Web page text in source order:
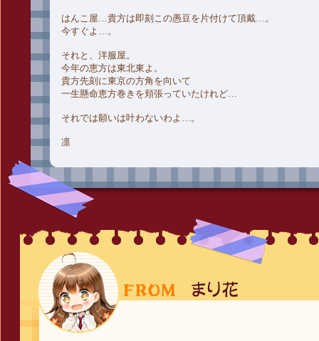
はんこ屋…貴方は即刻この愚豆を片付けて頂戴…。
今すぐよ…。
それと、洋服屋。
今年の恵方は東北東よ。
貴方先刻に東京の方角を向いて
一生懸命恵方巻きを頬張っていたけれど…
それでは願いは叶わないわよ…。
凛